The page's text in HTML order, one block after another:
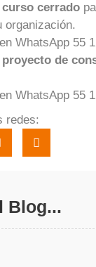
cerrado
organización.
WhatsApp 55
de
WhatsApp 55
redes:
Blog...